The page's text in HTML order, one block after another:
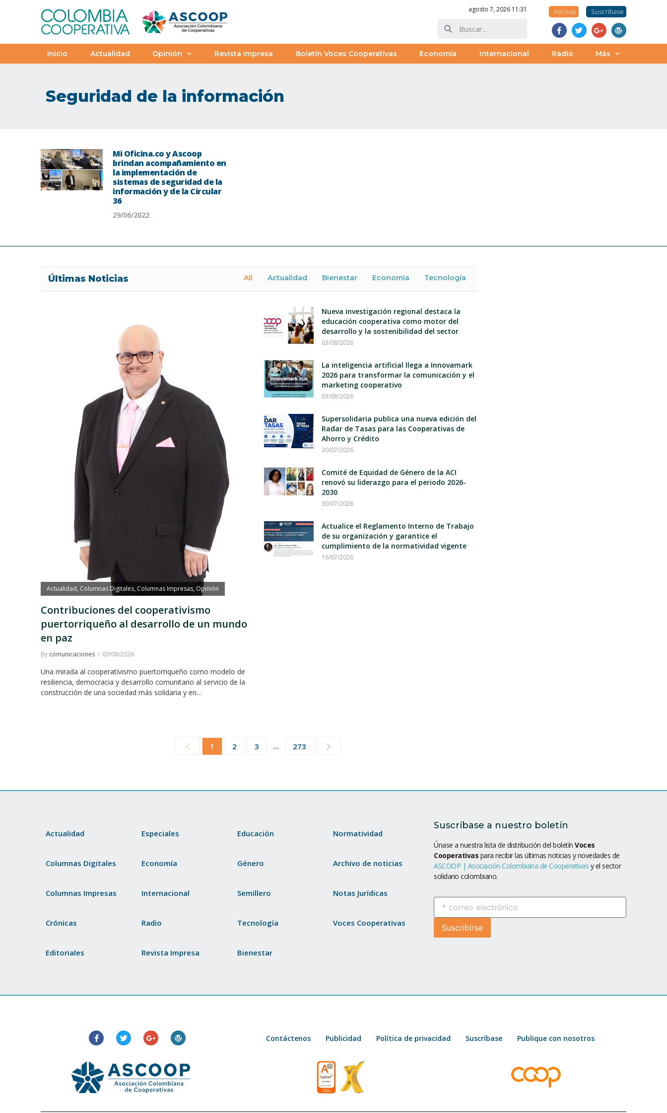
agosto 7, 2026 11:31 Ascoop Suscríbase
Inicio Actualidad Opinión Revista Impresa Boletín Voces Cooperativas Economía Internacional Radio Más
Seguridad de la información
Mi Oficina.co y Ascoop
brindan acompañamiento en
la implementación de
sistemas de seguridad de la
información y de la Circular
36
29/06/2022
Últimas Noticias All Actualidad Bienestar Economía Tecnología
Actualidad, Columnas Digitales, Columnas Impresas, Opinión
Contribuciones del cooperativismo
puertorriqueño al desarrollo de un mundo
en paz
By comunicaciones 03/08/2026
Una mirada al cooperativismo puertorriqueño como modelo de
resiliencia, democracia y desarrollo comunitario al servicio de la
construcción de una sociedad más solidaria y en…
Nueva investigación regional destaca la
educación cooperativa como motor del
desarrollo y la sostenibilidad del sector
03/08/2026
La inteligencia artificial llega a Innovamark
2026 para transformar la comunicación y el
marketing cooperativo
03/08/2026
Supersolidaria publica una nueva edición del
Radar de Tasas para las Cooperativas de
Ahorro y Crédito
30/07/2026
Comité de Equidad de Género de la ACI
renovó su liderazgo para el periodo 2026-
2030
30/07/2026
Actualice el Reglamento Interno de Trabajo
de su organización y garantice el
cumplimiento de la normatividad vigente
16/07/2026
1 2 3 ... 273
Actualidad
Columnas Digitales
Columnas Impresas
Crónicas
Editoriales
Especiales
Economía
Internacional
Radio
Revista Impresa
Educación
Género
Semillero
Tecnología
Bienestar
Normatividad
Archivo de noticias
Notas Jurídicas
Voces Cooperativas
Suscríbase a nuestro boletín
Únase a nuestra lista de distribución del boletín Voces
Cooperativas para recibir las últimas noticias y novedades de
ASCOOP | Asociación Colombiana de Cooperativas y el sector
solidario colombiano.
Contáctenos Publicidad Política de privacidad Suscríbase Publique con nosotros